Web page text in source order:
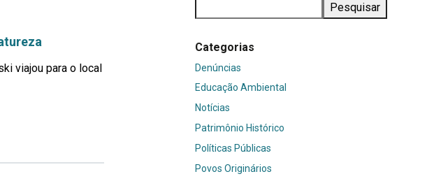
viajou para o local
Pesquisar
Categorias
Denúncias
Educação Ambiental
Notícias
Patrimônio Histórico
Políticas Públicas
Povos Originários